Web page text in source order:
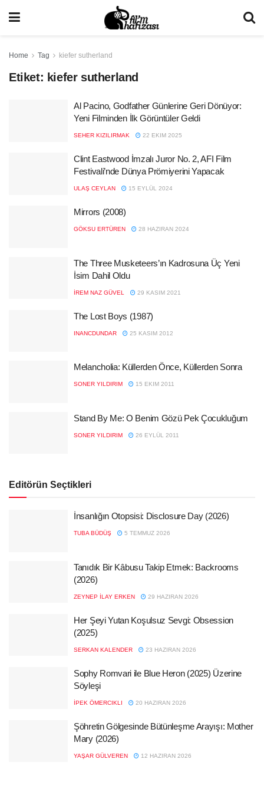
Home Tag kiefer sutherland
Etiket: kiefer sutherland
Al Pacino, Godfather Günlerine Geri Dönüyor:
Yeni Filminden İlk Görüntüler Geldi
SEHER KIZILIRMAK 22 EKIM 2025
Clint Eastwood İmzalı Juror No. 2, AFI Film
Festivali’nde Dünya Prömiyerini Yapacak
ULAŞ CEYLAN 15 EYLÜL 2024
Mirrors (2008)
GÖKSU ERTÜREN 28 HAZIRAN 2024
The Three Musketeers’ın Kadrosuna Üç Yeni
İsim Dahil Oldu
İREM NAZ GÜVEL 29 KASIM 2021
The Lost Boys (1987)
INANCDUNDAR 25 KASIM 2012
Melancholia: Küllerden Önce, Küllerden Sonra
SONER YILDIRIM 15 EKIM 2011
Stand By Me: O Benim Gözü Pek Çocukluğum
SONER YILDIRIM 26 EYLÜL 2011
Editörün Seçtikleri
İnsanlığın Otopsisi: Disclosure Day (2026)
TUBA BÜDÜŞ 5 TEMMUZ 2026
Tanıdık Bir Kâbusu Takip Etmek: Backrooms
(2026)
ZEYNEP İLAY ERKEN 29 HAZIRAN 2026
Her Şeyi Yutan Koşulsuz Sevgi: Obsession
(2025)
SERKAN KALENDER 23 HAZIRAN 2026
Sophy Romvari ile Blue Heron (2025) Üzerine
Söyleşi
İPEK ÖMERCIKLI 20 HAZIRAN 2026
Şöhretin Gölgesinde Bütünleşme Arayışı: Mother
Mary (2026)
YAŞAR GÜLVEREN 12 HAZIRAN 2026